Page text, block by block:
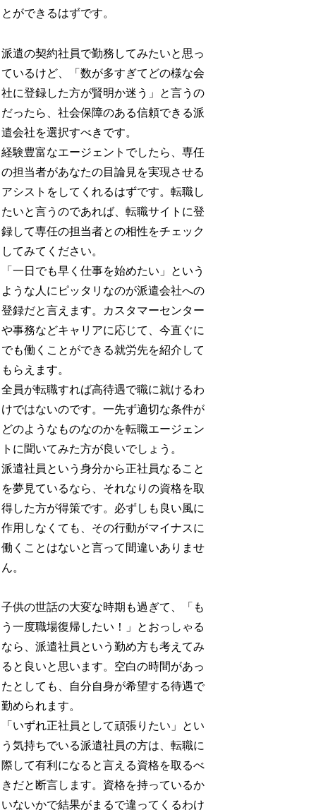
とができるはずです。
派遣の契約社員で勤務してみたいと思っ
ているけど、「数が多すぎてどの様な会
社に登録した方が賢明か迷う」と言うの
だったら、社会保障のある信頼できる派
遣会社を選択すべきです。
経験豊富なエージェントでしたら、専任
の担当者があなたの目論見を実現させる
アシストをしてくれるはずです。転職し
たいと言うのであれば、転職サイトに登
録して専任の担当者との相性をチェック
してみてください。
「一日でも早く仕事を始めたい」という
ような人にピッタリなのが派遣会社への
登録だと言えます。カスタマーセンター
や事務などキャリアに応じて、今直ぐに
でも働くことができる就労先を紹介して
もらえます。
全員が転職すれば高待遇で職に就けるわ
けではないのです。一先ず適切な条件が
どのようなものなのかを転職エージェン
トに聞いてみた方が良いでしょう。
派遣社員という身分から正社員なること
を夢見ているなら、それなりの資格を取
得した方が得策です。必ずしも良い風に
作用しなくても、その行動がマイナスに
働くことはないと言って間違いありませ
ん。
子供の世話の大変な時期も過ぎて、「も
う一度職場復帰したい！」とおっしゃる
なら、派遣社員という勤め方も考えてみ
ると良いと思います。空白の時間があっ
たとしても、自分自身が希望する待遇で
勤められます。
「いずれ正社員として頑張りたい」とい
う気持ちでいる派遣社員の方は、転職に
際して有利になると言える資格を取るべ
きだと断言します。資格を持っているか
いないかで結果がまるで違ってくるわけ